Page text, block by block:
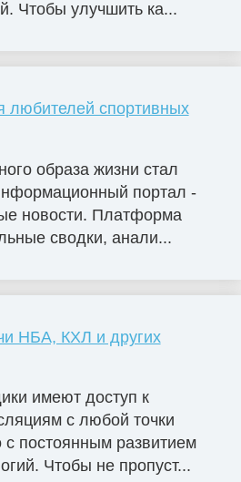
Чтобы улучшить ка...
любителей спортивных
образа жизни стал
портал -
новости. Платформа
сводки, анали...
НБА, КХЛ и других
имеют доступ к
с любой точки
с постоянным развитием
Чтобы не пропуст...